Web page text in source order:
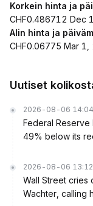
Korkein hinta ja
CHF0.486712 Dec
Alin hinta ja
CHF0.06775 Mar
Uutiset
2026-08-06 14:04
Federal Reserve
49% below its
2026-08-06 13:12
Wall Street cries
Wachter, calling